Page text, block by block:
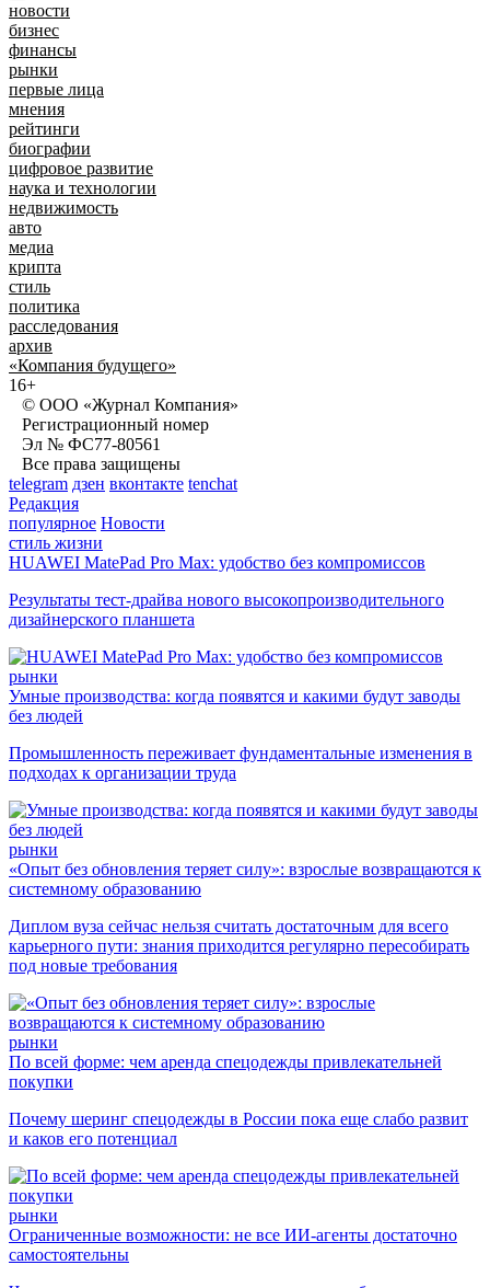
новости
бизнес
финансы
рынки
первые лица
мнения
рейтинги
биографии
цифровое развитие
наука и технологии
недвижимость
авто
медиа
крипта
стиль
политика
расследования
архив
«Компания будущего»
16+
© ООО «Журнал Компания»
Регистрационный номер
Эл № ФС77-80561
Все права защищены
telegram дзен вконтакте tenchat
Редакция
популярное Новости
стиль жизни
HUAWEI MatePad Pro Max: удобство без компромиссов
Результаты тест-драйва нового высокопроизводительного
дизайнерского планшета
рынки
Умные производства: когда появятся и какими будут заводы
без людей
Промышленность переживает фундаментальные изменения в
подходах к организации труда
рынки
«Опыт без обновления теряет силу»: взрослые возвращаются к
системному образованию
Диплом вуза сейчас нельзя считать достаточным для всего
карьерного пути: знания приходится регулярно пересобирать
под новые требования
рынки
По всей форме: чем аренда спецодежды привлекательней
покупки
Почему шеринг спецодежды в России пока еще слабо развит
и каков его потенциал
рынки
Ограниченные возможности: не все ИИ-агенты достаточно
самостоятельны